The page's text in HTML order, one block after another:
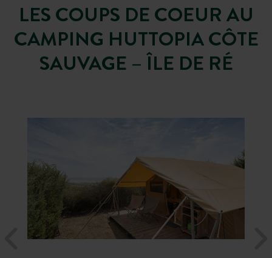
LES COUPS DE COEUR AU
CAMPING HUTTOPIA CÔTE
SAUVAGE – ÎLE DE RÉ